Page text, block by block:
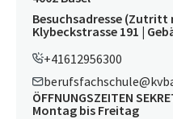
Besuchsadresse (Zutritt
Klybeckstrasse 191 |
+41612956300
ÖFFNUNGSZEITEN
Montag bis Freitag